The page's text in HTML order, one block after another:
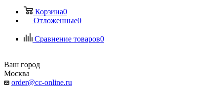
Корзина0
Отложенные0
Сравнение товаров0
Ваш город
Москва
order@cc-online.ru